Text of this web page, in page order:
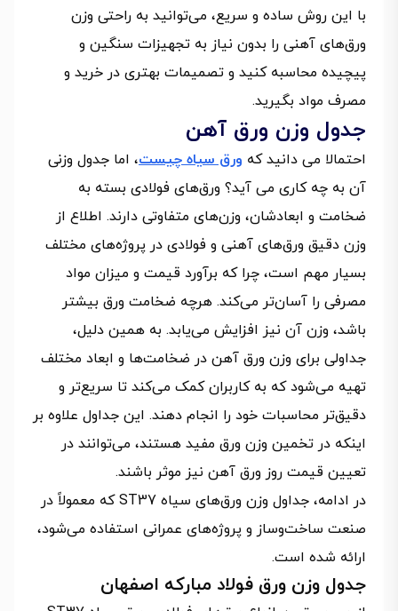
با این روش ساده و سریع، می‌توانید به راحتی وزن
ورق‌های آهنی را بدون نیاز به تجهیزات سنگین و
پیچیده محاسبه کنید و تصمیمات بهتری در خرید و
مصرف مواد بگیرید.
جدول وزن ورق آهن
احتمالا می دانید که ورق سیاه چیست، اما جدول وزنی
آن به چه کاری می آید؟ ورق‌های فولادی بسته به
ضخامت و ابعادشان، وزن‌های متفاوتی دارند. اطلاع از
وزن دقیق ورق‌های آهنی و فولادی در پروژه‌های مختلف
بسیار مهم است، چرا که برآورد قیمت و میزان مواد
مصرفی را آسان‌تر می‌کند. هرچه ضخامت ورق بیشتر
باشد، وزن آن نیز افزایش می‌یابد. به همین دلیل،
جداولی برای وزن ورق آهن در ضخامت‌ها و ابعاد مختلف
تهیه می‌شود که به کاربران کمک می‌کند تا سریع‌تر و
دقیق‌تر محاسبات خود را انجام دهند. این جداول علاوه بر
اینکه در تخمین وزن ورق مفید هستند، می‌توانند در
تعیین قیمت روز ورق آهن نیز موثر باشند.
در ادامه، جداول وزن ورق‌های سیاه ST37 که معمولاً در
صنعت ساخت‌وساز و پروژه‌های عمرانی استفاده می‌شود،
ارائه شده است.
جدول وزن ورق فولاد مبارکه اصفهان